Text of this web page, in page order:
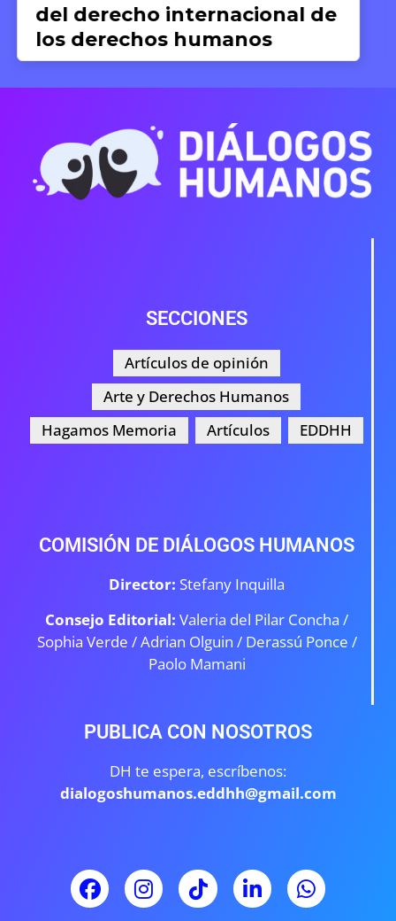
Silvana Dextre
17 DE JUNIO DE 2026
SECCIONES
Artículos de opinión
Arte y Derechos Humanos
Hagamos Memoria
Artículos EDDHH
COMISIÓN DE DIÁLOGOS HUMANOS
Director: Stefany Inquilla
Consejo Editorial: Valeria del Pilar Concha /
Sophia Verde /Adrian Olguin / Derassú Ponce /
Paolo Mamani
PUBLICA CON NOSOTROS
DH te espera, escríbenos:
dialogoshumanos.eddhh@gmail.com